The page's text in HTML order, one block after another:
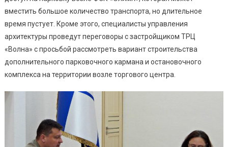
вместить большое количество транспорта, но длительное
время пустует. Кроме этого, специалисты управления
архитектуры проведут переговоры с застройщиком ТРЦ
«Волна» с просьбой рассмотреть вариант строительства
дополнительного парковочного кармана и остановочного
комплекса на территории возле торгового центра.